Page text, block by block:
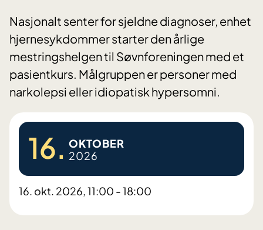
Nasjonalt senter for sjeldne diagnoser, enhet
hjernesykdommer starter den årlige
mestringshelgen til Søvnforeningen med et
pasientkurs. Målgruppen er personer med
narkolepsi eller idiopatisk hypersomni.
16. OKTOBER
2026
16. okt. 2026, 11:00 - 18:00